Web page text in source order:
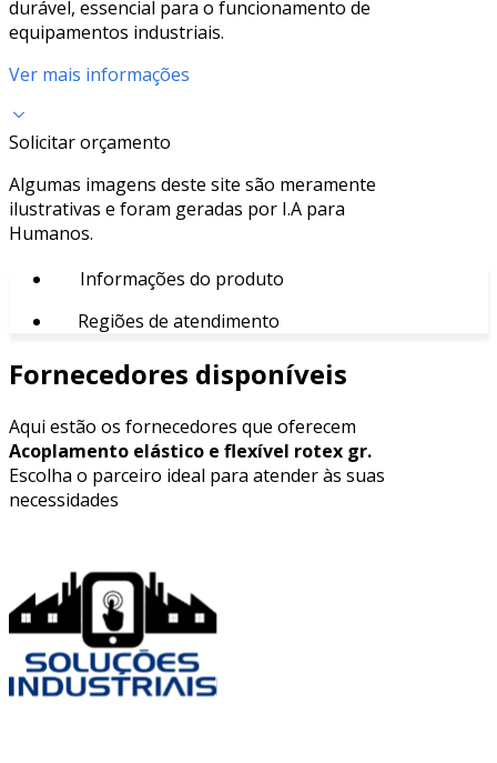
durável, essencial para o funcionamento de
equipamentos industriais.
Ver mais informações
Solicitar orçamento
Algumas imagens deste site são meramente
ilustrativas e foram geradas por I.A para
Humanos.
Informações do produto
Regiões de atendimento
Fornecedores disponíveis
Aqui estão os fornecedores que oferecem
Acoplamento elástico e flexível rotex gr.
Escolha o parceiro ideal para atender às suas
necessidades